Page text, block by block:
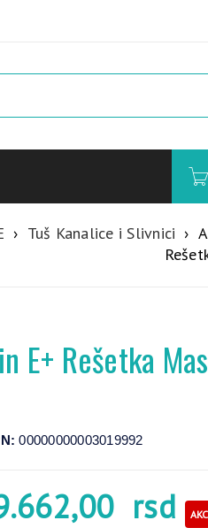
› Tuš Kanalice i Slivnici ›
E+ Rešetka
00000000003019992
rsd